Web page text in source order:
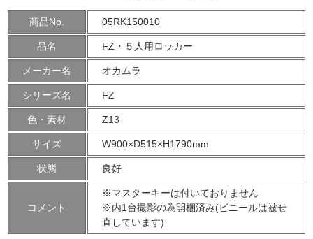
商品No. 05RK150010
品名 FZ・５人用ロッカー
メーカー名 オカムラ
シリーズ名 FZ
色・素材 Z13
サイズ W900×D515×H1790mm
状態 良好
コメント
※マスターキーは付いておりません
※内1台撮影の為開梱済み(ビニールは被せ
直しています)